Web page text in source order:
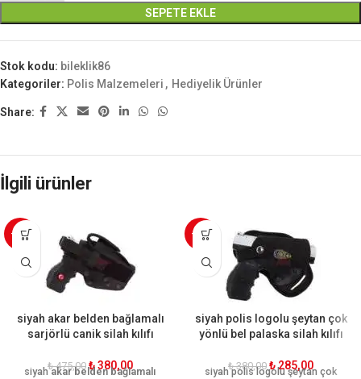
SEPETE EKLE
Stok kodu: bileklik86
Kategoriler: Polis Malzemeleri , Hediyelik Ürünler
Share:
İlgili ürünler
-20%
siyah akar belden bağlamalı
sarjörlü canik silah kılıfı
₺475,00 ₺380,00
siyahakar belden bağlamalı
-25%
siyah polis logolu şeytan çok
yönlü bel palaska silah kılıfı
₺380,00 ₺285,00
siyah polis logolu şeytan çok